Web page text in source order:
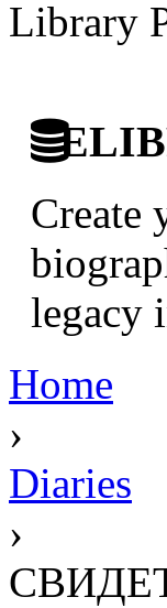
Library
Create
legacy
Home
›
Diaries
›